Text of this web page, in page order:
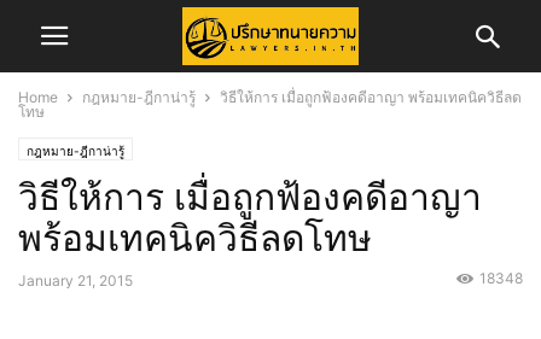
Home กฎหมาย-ฎีกาน่ารู้
วิธีให้การ เมื่อถูกฟ้องคดีอาญา พร้อมเทคนิควิธีลด
โทษ
กฎหมาย-ฎีกาน่ารู้
วิธีให้การ เมื่อถูกฟ้องคดีอาญา
พร้อมเทคนิควิธีลดโทษ
January 21, 2015 18348